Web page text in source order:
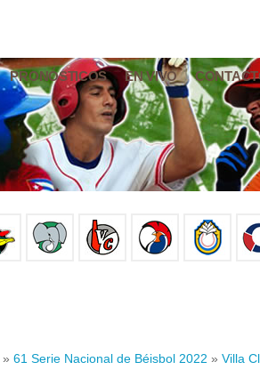
PRONÓSTICOS EN VIVO
» 61 Serie Nacional de Béisbol 2022 » Villa